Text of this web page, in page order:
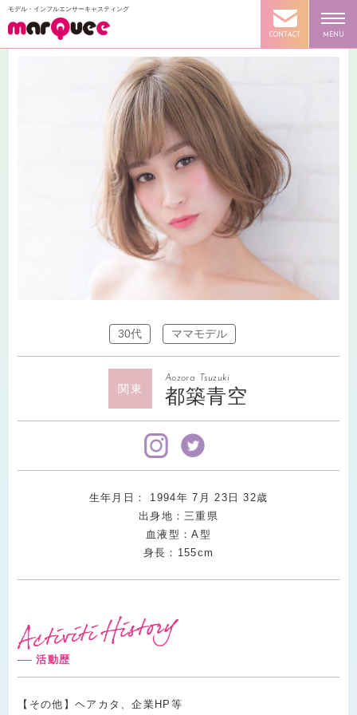
モデル・インフルエンサーキャスティング
CONTACT MENU
30代 ママモデル
関東
Aozora Tsuzuki
都築青空
生年月日： 1994年7 月 23 日32歳
出身地：三重県
血液型：A型
身長：155cm
活動歴
【その他】ヘアカタ、企業HP等